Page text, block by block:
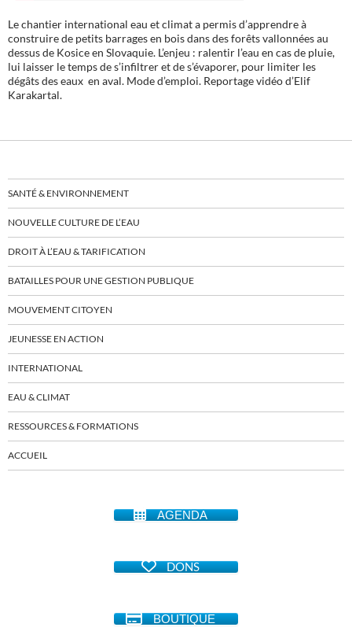
Le chantier international eau et climat a permis d’apprendre à
construire de petits barrages en bois dans des forêts vallonnées au
dessus de Kosice en Slovaquie. L’enjeu : ralentir l’eau en cas de pluie,
lui laisser le temps de s’infiltrer et de s’évaporer, pour limiter les
dégâts des eaux en aval. Mode d’emploi. Reportage vidéo d’Elif
Karakartal.
SANTÉ & ENVIRONNEMENT
NOUVELLE CULTURE DE L’EAU
DROIT À L’EAU & TARIFICATION
BATAILLES POUR UNE GESTION PUBLIQUE
MOUVEMENT CITOYEN
JEUNESSE EN ACTION
INTERNATIONAL
EAU & CLIMAT
RESSOURCES & FORMATIONS
ACCUEIL
AGENDA
DONS
BOUTIQUE